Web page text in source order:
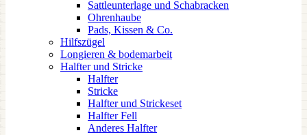
Sattleunterlage und Schabracken
Ohrenhaube
Pads, Kissen & Co.
Hilfszügel
Longieren & bodemarbeit
Halfter und Stricke
Halfter
Stricke
Halfter und Strickeset
Halfter Fell
Anderes Halfter